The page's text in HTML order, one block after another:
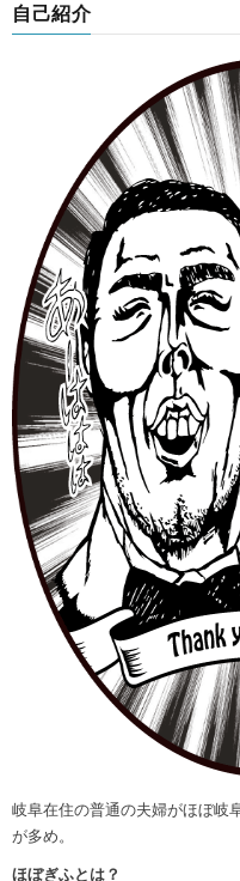
自己紹介
岐阜在住の普通の夫婦がほぼ岐
が多め。
ほぼぎふとは？